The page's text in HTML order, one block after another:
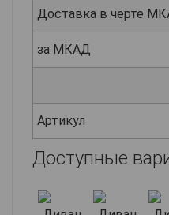
Доставка в черте
за МКАД
Артикул
Доступные